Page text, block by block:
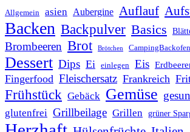
Allgemein asien Aubergine Auflauf
Backen Backpulver Basics
Brombeeren Brot Brötchen CampingBackofen
Dessert Dips Ei einlegen Eis
Fingerfood Fleischersatz Frankreich
Frühstück Gebäck Gemüse
glutenfrei Grillbeilage Grillen grüner